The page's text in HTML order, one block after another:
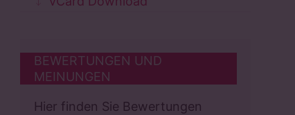
BEWERTUNGEN UND
MEINUNGEN
Hier finden Sie Bewertungen